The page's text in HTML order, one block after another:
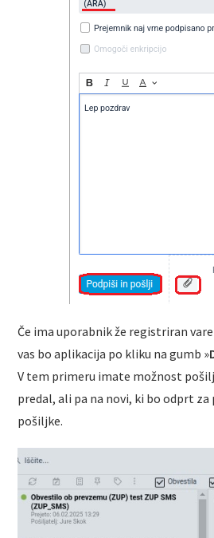
Če ima uporabnik že registriran
vas bo aplikacija po kliku na gumb »
V tem primeru imate možnost
predal, ali pa na novi, ki bo odprt za
pošiljke.